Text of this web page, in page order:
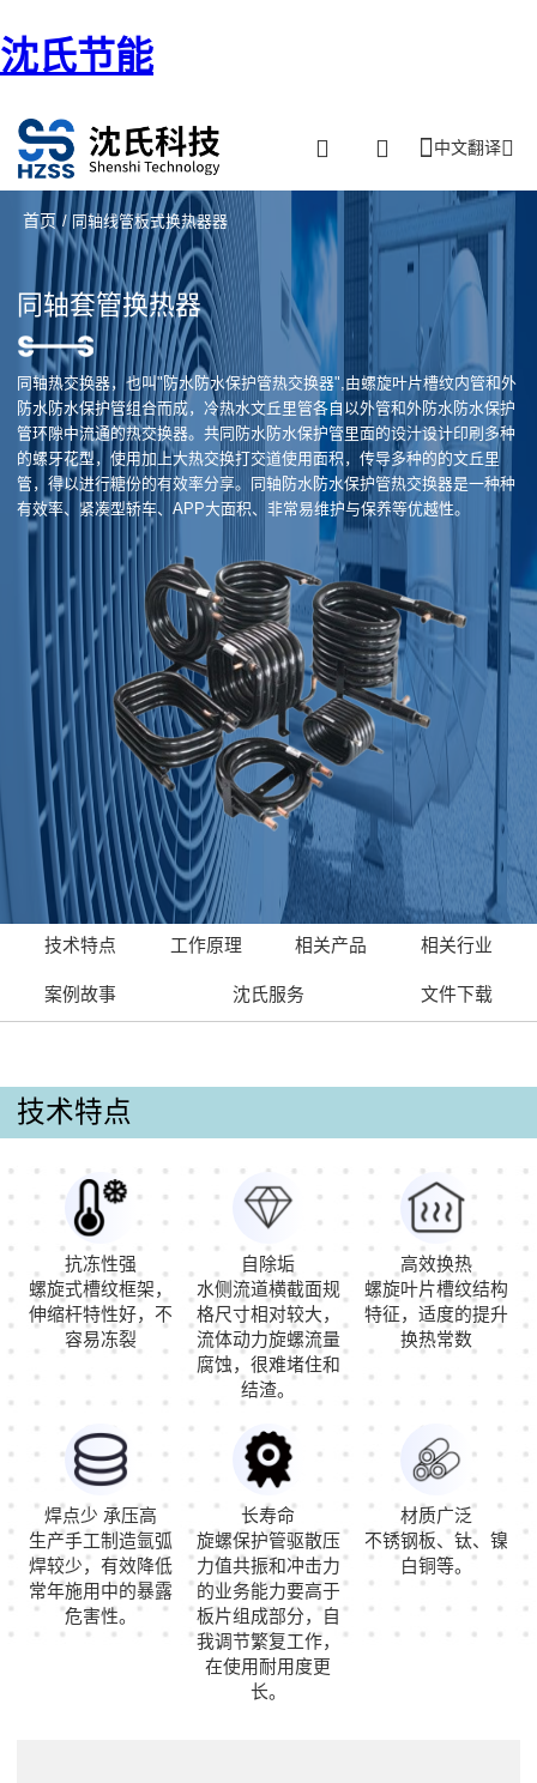
沈氏节能
中文翻译
首页 / 同轴线管板式换热器器
同轴套管换热器
同轴热交换器，也叫"防水防水保护管热交换器",由螺旋叶片槽纹内管和外
防水防水保护管组合而成，冷热水文丘里管各自以外管和外防水防水保护
管环隙中流通的热交换器。共同防水防水保护管里面的设汁设计印刷多种
的螺牙花型，使用加上大热交换打交道使用面积，传导多种的的文丘里
管，得以进行糖份的有效率分享。同轴防水防水保护管热交换器是一种种
有效率、紧凑型轿车、APP大面积、非常易维护与保养等优越性。
技术特点 工作原理 相关产品 相关行业
案例故事 沈氏服务 文件下载
技术特点
抗冻性强
螺旋式槽纹框架，
伸缩杆特性好，不
容易冻裂
自除垢
水侧流道横截面规
格尺寸相对较大，
流体动力旋螺流量
腐蚀，很难堵住和
结渣。
高效换热
螺旋叶片槽纹结构
特征，适度的提升
换热常数
焊点少 承压高
生产手工制造氩弧
焊较少，有效降低
常年施用中的暴露
危害性。
长寿命
旋螺保护管驱散压
力值共振和冲击力
的业务能力要高于
板片组成部分，自
我调节繁复工作，
在使用耐用度更
长。
材质广泛
不锈钢板、钛、镍
白铜等。